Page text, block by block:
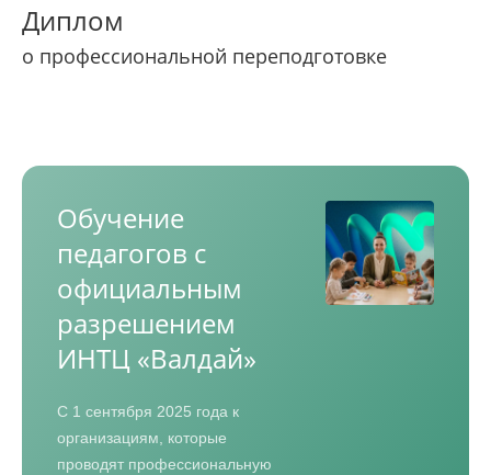
Диплом
о профессиональной переподготовке
Обучение
педагогов с
официальным
разрешением
ИНТЦ «Валдай»
С 1 сентября 2025 года к
организациям, которые
проводят профессиональную